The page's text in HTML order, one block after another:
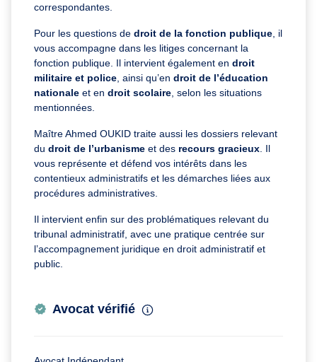
correspondantes.
Pour les questions de droit de la fonction publique , il
vous accompagne dans les litiges concernant la
fonction publique. Il intervient également en droit
militaire et police , ainsi qu’en droit de l’éducation
nationale et en droit scolaire , selon les situations
mentionnées.
Maître Ahmed OUKID traite aussi les dossiers relevant
du droit de l’urbanisme et des recours gracieux . Il
vous représente et défend vos intérêts dans les
contentieux administratifs et les démarches liées aux
procédures administratives.
Il intervient enfin sur des problématiques relevant du
tribunal administratif, avec une pratique centrée sur
l’accompagnement juridique en droit administratif et
public.
Avocat vérifié